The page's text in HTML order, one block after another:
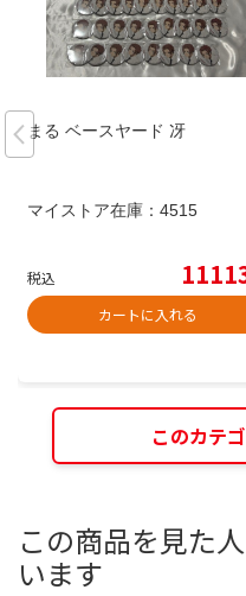
まる ベースヤード 冴
マイストア在庫： 4515
税込
カートに入れる
このカテ
この商品を見た
います